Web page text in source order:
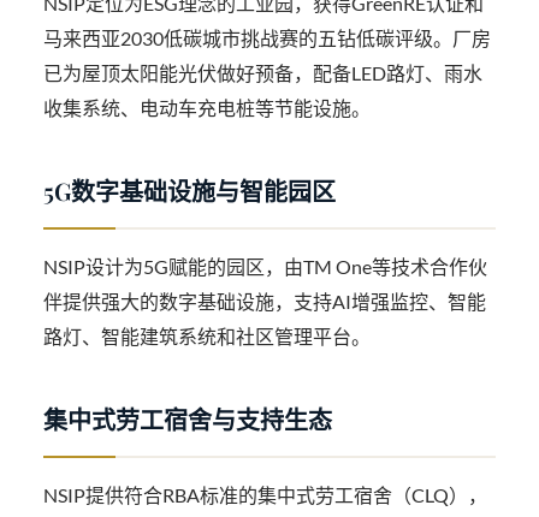
马来西亚2030低碳城市挑战赛的五钻低碳评级。厂房
已为屋顶太阳能光伏做好预备，配备LED路灯、雨水
收集系统、电动车充电桩等节能设施。
5G数字基础设施与智能园区
NSIP设计为5G赋能的园区，由TM One等技术合作伙
伴提供强大的数字基础设施，支持AI增强监控、智能
路灯、智能建筑系统和社区管理平台。
集中式劳工宿舍与支持生态
NSIP提供符合RBA标准的集中式劳工宿舍（CLQ），